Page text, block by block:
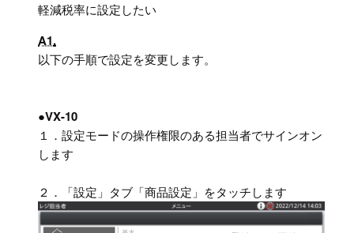
軽減税率に設定したい
A1
以下の手順で設定を変更します。
●VX-10
１．設定モードの操作権限のある担当者でサインオン
します
２．「設定」タブ「商品設定」をタッチします